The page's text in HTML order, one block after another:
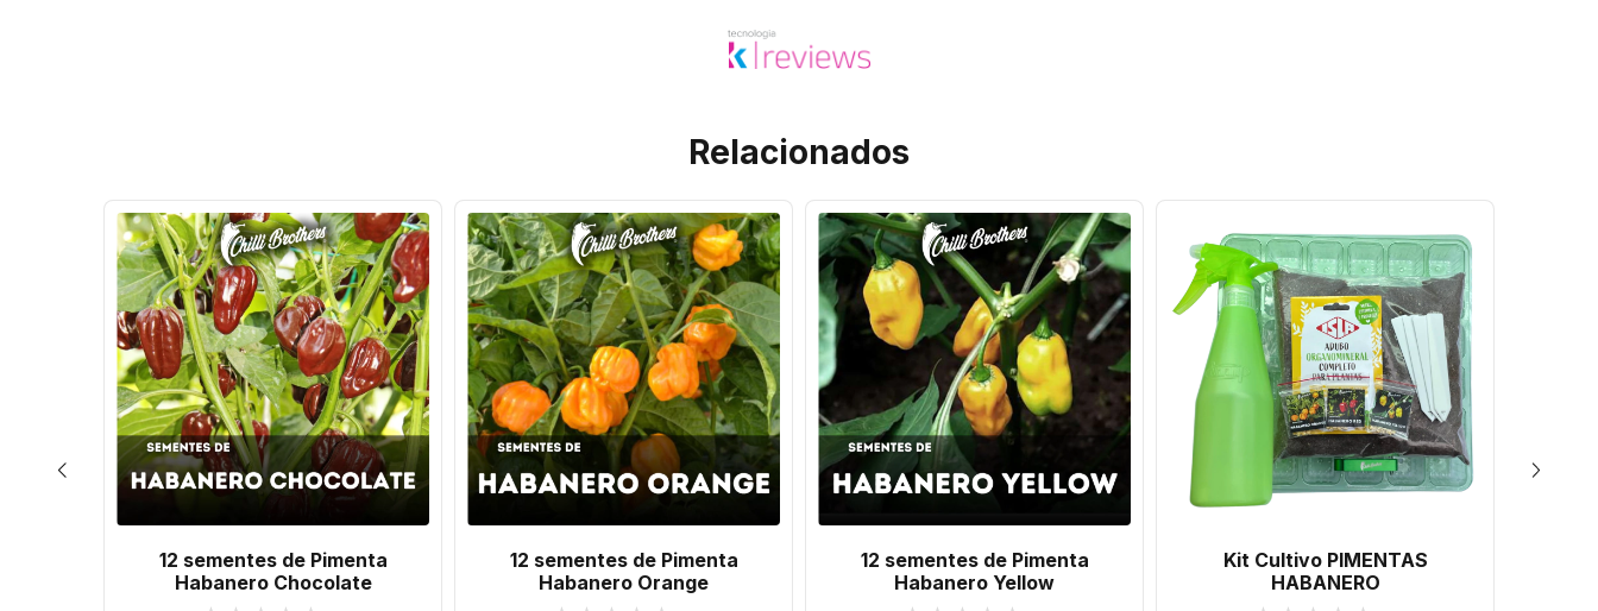
Relacionados
12 sementes de Pimenta
Habanero Chocolate
12 sementes de Pimenta
Habanero Orange
12 sementes de Pimenta
Habanero Yellow
Kit Cultivo PIMENTAS
HABANERO